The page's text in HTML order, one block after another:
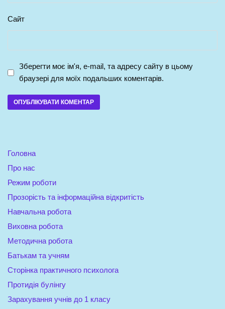
Сайт
Зберегти моє ім'я, e-mail, та адресу сайту в цьому
браузері для моїх подальших коментарів.
Головна
Про нас
Режим роботи
Прозорість та інформаційна відкритість
Навчальна робота
Виховна робота
Методична робота
Батькам та учням
Сторінка практичного психолога
Протидія булінгу
Зарахування учнів до 1 класу